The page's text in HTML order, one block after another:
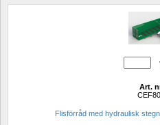
Art.
Flisförråd med hydraulisk